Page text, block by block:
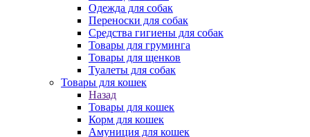
Одежда для собак
Переноски для собак
Средства гигиены для собак
Товары для груминга
Товары для щенков
Туалеты для собак
Товары для кошек
Назад
Товары для кошек
Корм для кошек
Амуниция для кошек